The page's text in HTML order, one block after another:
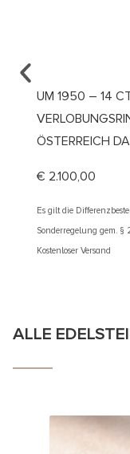
UM 1950 – 14
ÖSTERREICH
€ 2.100,00
Es gilt die
Sonderregelung gem. §
Kostenloser Versand
ALLE